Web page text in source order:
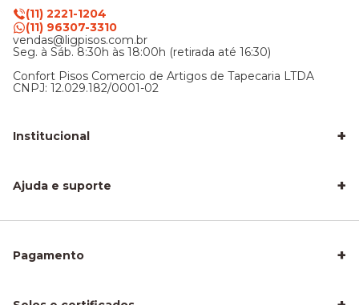
(11) 2221-1204
(11) 96307-3310
vendas@ligpisos.com.br
Seg. à Sáb. 8:30h às 18:00h (retirada até 16:30)
Confort Pisos Comercio de Artigos de Tapecaria LTDA
CNPJ: 12.029.182/0001-02
Institucional +
Sobre nós
Nossa Loja
Ajuda e suporte +
Frete e entrega
Como Calcular a Área do seu Piso
Pagamento +